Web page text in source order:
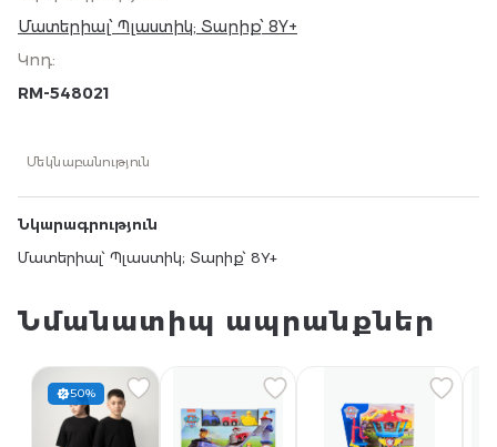
Մատերիալ՝ Պլաստիկ; Տարիք՝ 8Y+
Կոդ:
RM-548021
Մեկնաբանություն
Նկարագրություն
Մատերիալ՝ Պլաստիկ; Տարիք՝ 8Y+
Նմանատիպ ապրանքներ
50%